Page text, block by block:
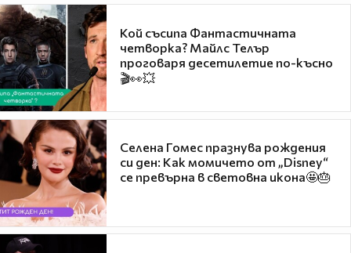
Кой съсипа Фантастичната
четворка? Майлс Телър
проговаря десетилетие по-късно
🎬👀💥
Селена Гомес празнува рождения
си ден: Как момичето от „Disney“
се превърна в световна икона🤩🎂